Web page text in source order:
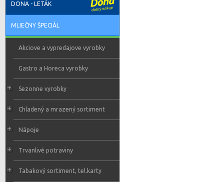
DONA - LETÁK
MLIEČNY ŠPECIÁL
Akciove a vypredajove vyrobky
Gastro a Horeca vyrobky
Sezonne vyrobky
Chladený a mrazený sortiment
Nápoje
Trvanlivé potraviny
Tabakový sortiment, tel.karty